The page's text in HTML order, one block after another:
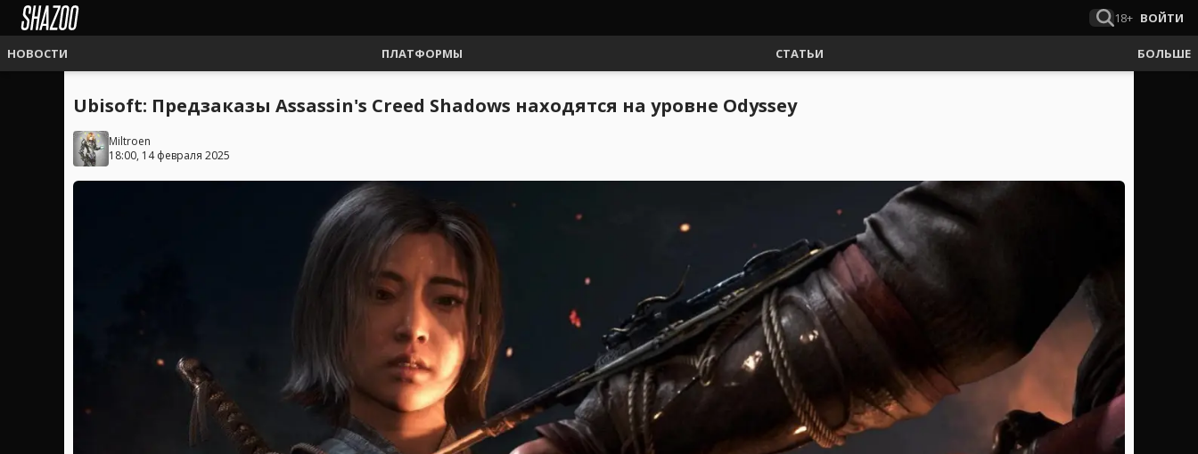
18+ ВОЙТИ
НОВОСТИ ПЛАТФОРМЫ СТАТЬИ БОЛЬШЕ
Ubisoft: Предзаказы Assassin's Creed Shadows находятся на уровне Odyssey
Miltroen
18:00, 14 февраля 2025